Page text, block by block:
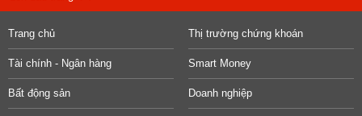
Trang chủ Thị trường chứng khoán
Tài chính - Ngân hàng Smart Money
Bất động sản Doanh nghiệp